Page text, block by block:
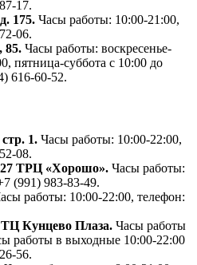
17.
175. Часы работы: 10:00-21:00,
06.
85. Часы работы: воскресенье-
пятница-суббота с 10:00 до
616-60-52.
1. Часы работы: 10:00-22:00,
08.
ТРЦ «Хорошо». Часы работы:
(991) 983-83-49.
работы: 10:00-22:00, телефон:
Кунцево Плаза. Часы работы
работы в выходные 10:00-22:00
56.